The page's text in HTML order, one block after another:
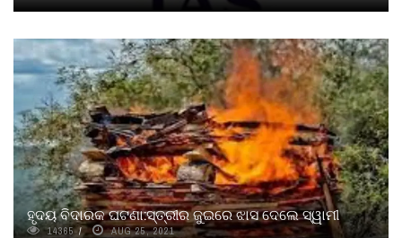
ହୃଦୟ ବିଦାରକ ଘଟଣା:ସ୍ତ୍ରୀର ଜୁଇରେ ଝାସ ଦେଲେ ସ୍ୱାମୀ
14365 AUG 25, 2021